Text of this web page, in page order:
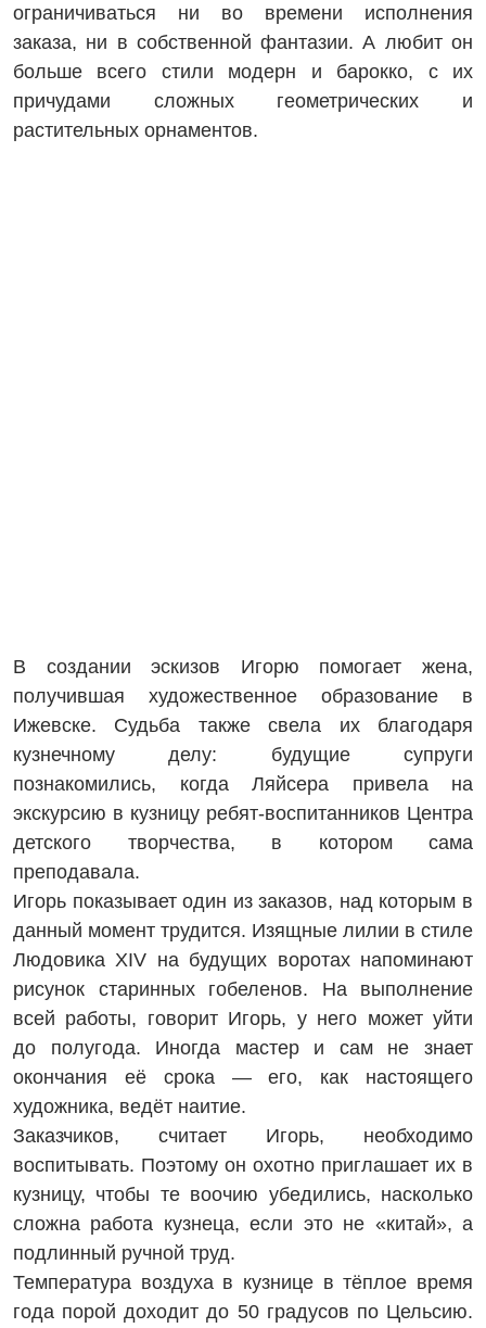
ограничиваться ни во времени исполнения
заказа, ни в собственной фантазии. А любит он
больше всего стили модерн и барокко, с их
причудами сложных геометрических и
растительных орнаментов.
В создании эскизов Игорю помогает жена,
получившая художественное образование в
Ижевске. Судьба также свела их благодаря
кузнечному делу: будущие супруги
познакомились, когда Ляйсера привела на
экскурсию в кузницу ребят-воспитанников Центра
детского творчества, в котором сама
преподавала.
Игорь показывает один из заказов, над которым в
данный момент трудится. Изящные лилии в стиле
Людовика XIV на будущих воротах напоминают
рисунок старинных гобеленов. На выполнение
всей работы, говорит Игорь, у него может уйти
до полугода. Иногда мастер и сам не знает
окончания её срока — его, как настоящего
художника, ведёт наитие.
Заказчиков, считает Игорь, необходимо
воспитывать. Поэтому он охотно приглашает их в
кузницу, чтобы те воочию убедились, насколько
сложна работа кузнеца, если это не «китай», а
подлинный ручной труд.
Температура воздуха в кузнице в тёплое время
года порой доходит до 50 градусов по Цельсию.